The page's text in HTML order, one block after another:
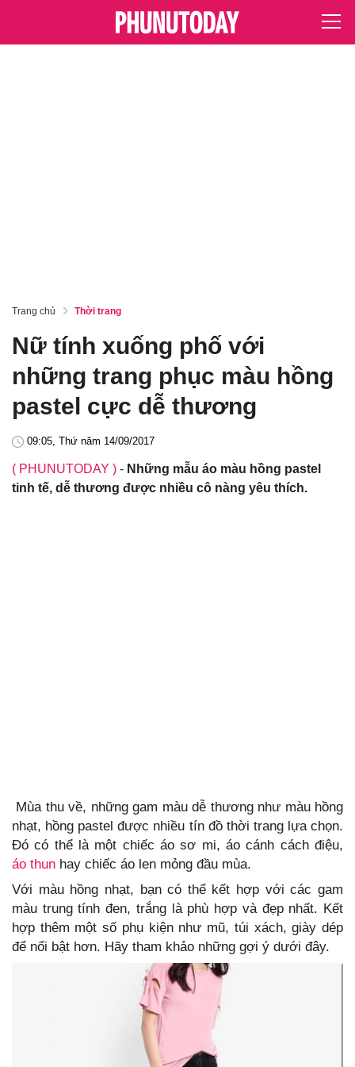
Trang chủ Thời trang
Nữ tính xuống phố với
những trang phục màu hồng
pastel cực dễ thương
09:05, Thứ năm 14/09/2017
( PHUNUTODAY ) - Những mẫu áo màu hồng pastel
tinh tế, dễ thương được nhiều cô nàng yêu thích.
Mùa thu về, những gam màu dễ thương như màu hồng
nhạt, hồng pastel được nhiều tín đồ thời trang lựa chọn.
Đó có thể là một chiếc áo sơ mi, áo cánh cách điệu,
áo thun hay chiếc áo len mỏng đầu mùa.
Với màu hồng nhạt, bạn có thể kết hợp với các gam
màu trung tính đen, trắng là phù hợp và đẹp nhất. Kết
hợp thêm một số phụ kiện như mũ, túi xách, giày dép
để nổi bật hơn. Hãy tham khảo những gợi ý dưới đây.